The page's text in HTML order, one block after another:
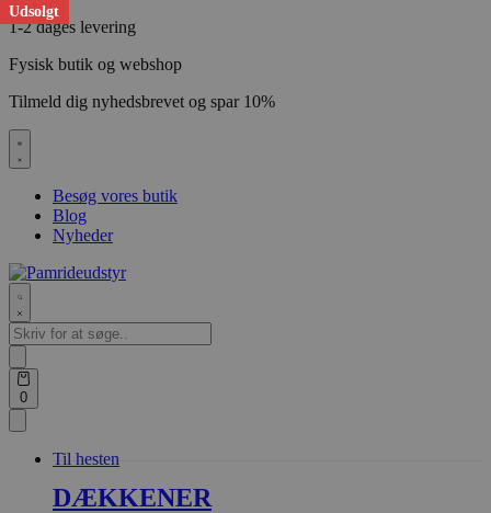
Skip
content
1-2 dages levering
Fysisk butik og webshop
Tilmeld dig nyhedsbrevet og spar 10%
Besøg vores butik
Blog
Nyheder
Search
for:
Search
0Open
cart
Til hesten
DÆKKENER
Udsolgt